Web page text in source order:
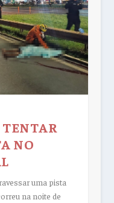
TENTAR
NO
uma pista
na noite de